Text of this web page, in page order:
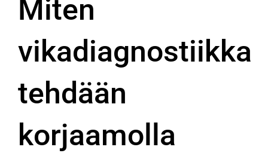
Miten
vikadiagnostiikka
tehdään
korjaamolla